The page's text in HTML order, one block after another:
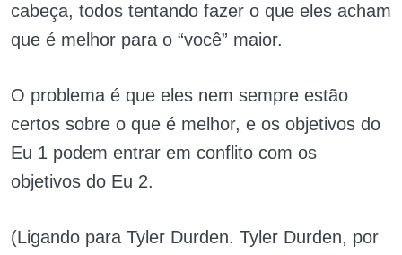
cabeça, todos tentando fazer o que eles acham
que é melhor para o “você” maior.
O problema é que eles nem sempre estão
certos sobre o que é melhor, e os objetivos do
Eu 1 podem entrar em conflito com os
objetivos do Eu 2.
(Ligando para Tyler Durden. Tyler Durden, por